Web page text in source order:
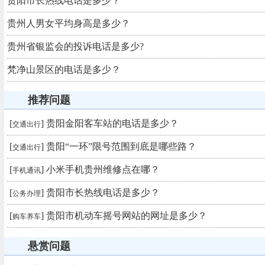
贵州人男女平均身高是多少？
贵州省银监会的投诉电话是多少?
梵净山景区的电话是多少？
推荐问题
[交通出行] 贵阳金阳客车站的电话是多少？
[交通出行] 贵阳“一环”限号范围到底是哪些路？
[手机通讯] 小米手机贵州维修点在哪？
[公务办理] 贵阳市长热线电话是多少？
[购车养车] 贵阳市机动车摇号网站的网址是多少？
悬赏问题